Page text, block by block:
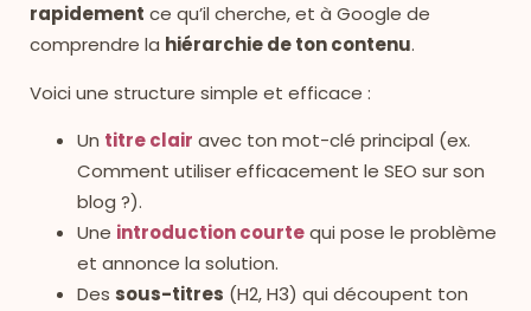
rapidement ce qu’il cherche, et à Google de
comprendre la hiérarchie de ton contenu.
Voici une structure simple et efficace :
Un titre clair avec ton mot-clé principal (ex.
Comment utiliser efficacement le SEO sur son
blog ?).
Une introduction courtequi pose le problème
et annonce la solution.
Des sous-titres (H2, H3) qui découpent ton